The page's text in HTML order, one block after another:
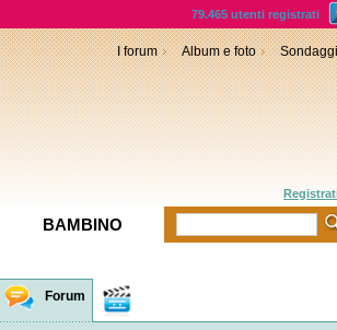
79.465 utenti registrati
Forum
I forum Album e foto Sondaggi
BAMBINO